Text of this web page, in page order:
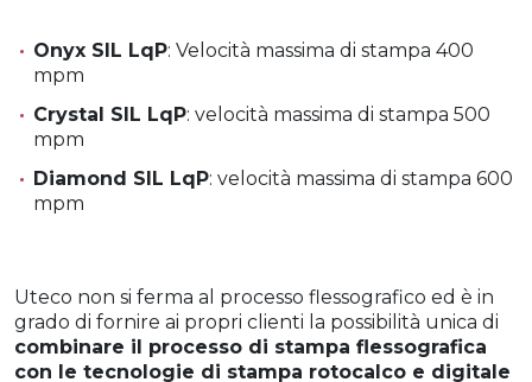
Onyx SIL LqP: Velocità massima di stampa 400
mpm
Crystal SIL LqP: velocità massima di stampa 500
mpm
Diamond SIL LqP: velocità massima di stampa 600
mpm
Uteco non si ferma al processo flessografico ed è in
grado di fornire ai propri clienti la possibilità unica di
combinare il processo di stampa flessografica
con le tecnologie di stampa rotocalco e digitale